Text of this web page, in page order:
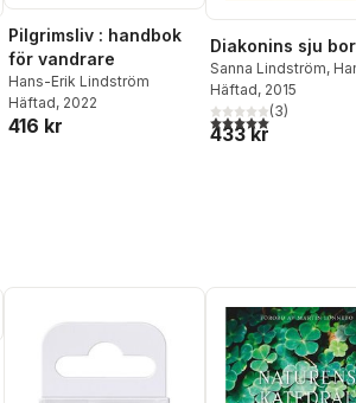
Pilgrimsliv : handbok
för vandrare
Hans-Erik Lindström
Häftad, 2022
416 kr
Diakonins sju
Sanna Lindström,
Lindström
Häftad, 2015
5,0utav 5 stjärnor.
(3)
433 kr